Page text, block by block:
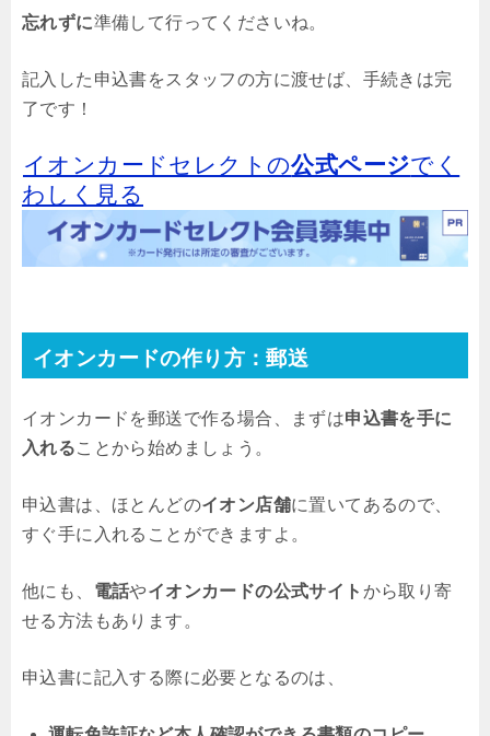
忘れずに準備して行ってくださいね。
記入した申込書をスタッフの方に渡せば、手続きは完
了です！
イオンカードセレクトの公式ページでく
わしく見る
イオンカードの作り方：郵送
イオンカードを郵送で作る場合、まずは申込書を手に
入れることから始めましょう。
申込書は、ほとんどのイオン店舗に置いてあるので、
すぐ手に入れることができますよ。
他にも、 電話やイオンカードの公式サイト から取り寄
せる方法もあります。
申込書に記入する際に必要となるのは、